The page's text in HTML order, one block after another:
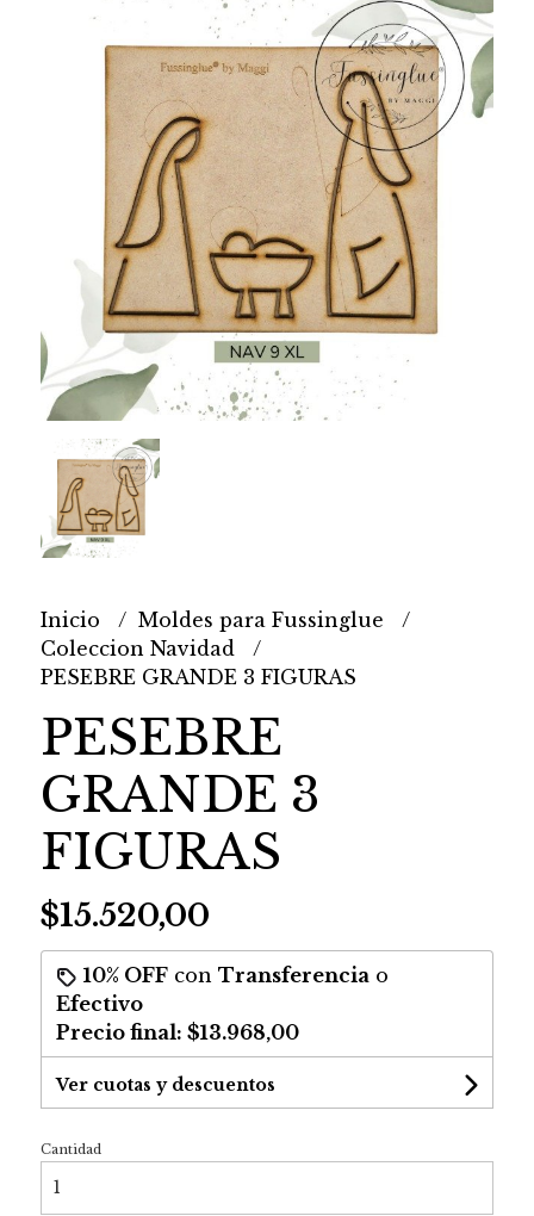
Inicio
Moldes para Fussinglue
Coleccion Navidad
PESEBRE GRANDE 3 FIGURAS
PESEBRE
GRANDE 3
FIGURAS
$15.520,00
10% OFFcon Transferencia o
Efectivo
Precio final: $13.968,00
Ver cuotas y descuentos
Cantidad